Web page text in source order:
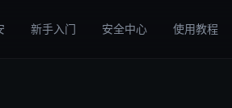
新手入门 安全中心 使用教程